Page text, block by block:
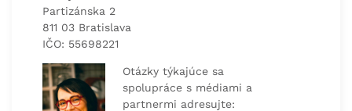
Partizánska 2
811 03 Bratislava
IČO: 55698221
Otázky týkajúce sa
spolupráce s médiami a
partnermi adresujte: